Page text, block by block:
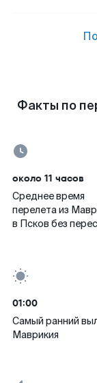
Факты по
около 11 часов
Среднее время
перелета из
в Псков без
01:00
Самый ранний
Маврикия